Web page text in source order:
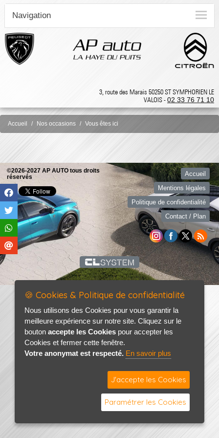
Navigation
3, route des Marais 50250 ST SYMPHORIEN LE
VALOIS -02 33 76 71 10
Accueil Nos occasions Vous êtes ici
©2026-2027 AP AUTO tous droits
réservés
Accueil
Mentions légales
Politique de confidentialité
Contact / Plan
🍪 Cookies & Politique de confidentialité
Nous utilisons des Cookies pour vous garantir la
meilleure expérience sur notre site. Cliquez sur le
bouton accepte les Cookies pour accepter les
Cookies et fermer cette fenêtre.
Votre anonymat est respecté. En savoir plus
J'accepte les Cookies
Paramétrer les Cookies